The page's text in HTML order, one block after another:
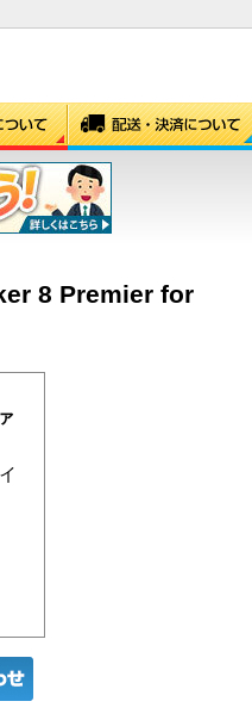
8 Premier for